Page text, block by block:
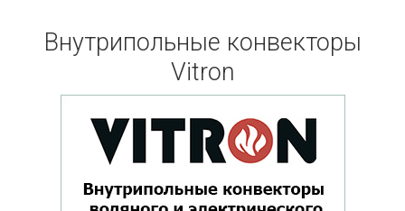
Внутрипольные конвекторы
Vitron